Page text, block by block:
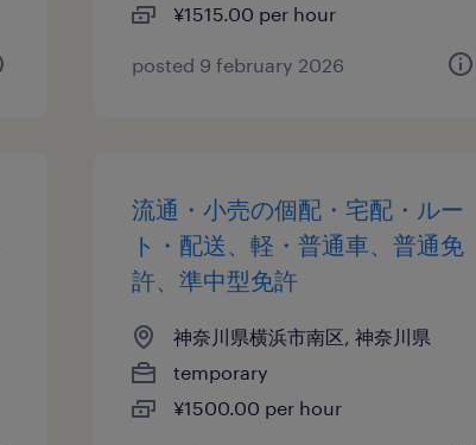
¥1515.00 per hour
posted 9 february 2026
流通・小売の個配・宅配・ルー
ト・配送、軽・普通車、普通免
許、準中型免許
神奈川県横浜市南区, 神奈川県
temporary
¥1500.00 per hour